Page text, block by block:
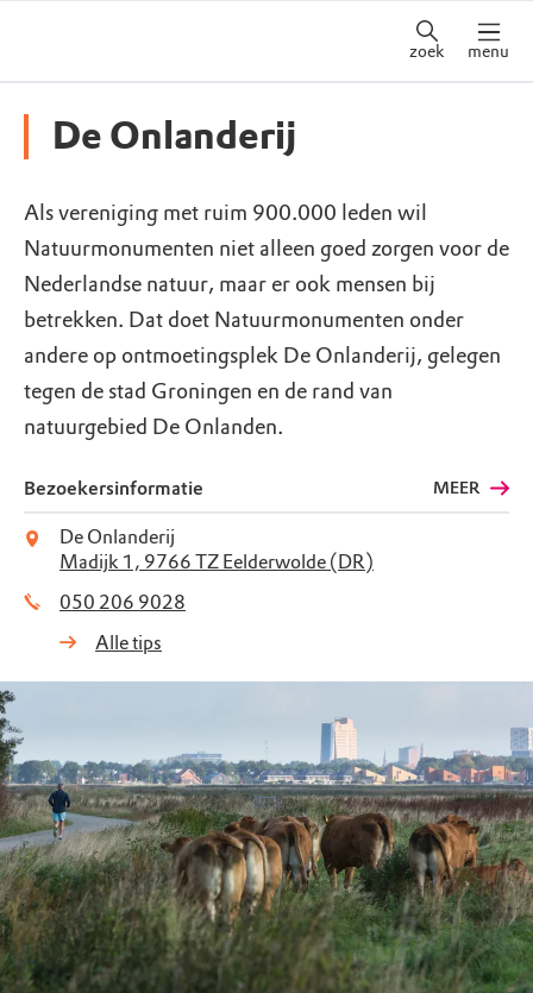
zoek menu
De Onlanderij
Als vereniging met ruim 900.000 leden wil
Natuurmonumenten niet alleen goed zorgen voor de
Nederlandse natuur, maar er ook mensen bij
betrekken. Dat doet Natuurmonumenten onder
andere op ontmoetingsplek De Onlanderij, gelegen
tegen de stad Groningen en de rand van
natuurgebied De Onlanden.
Bezoekersinformatie MEER
De Onlanderij
Madijk 1, 9766 TZ Eelderwolde (DR)
050 206 9028
Alle tips